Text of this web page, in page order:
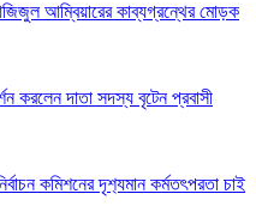
আম্বিয়ারের কাব্যগ্রন্থের মোড়ক
করলেন দাতা সদস্য বৃটেন প্রবাসী
কমিশনের দৃশ‍্যমান কর্মতৎপরতা চাই